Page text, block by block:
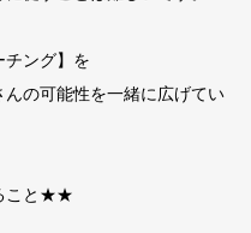
チング】を
の可能性を一緒に広げてい
こと★★